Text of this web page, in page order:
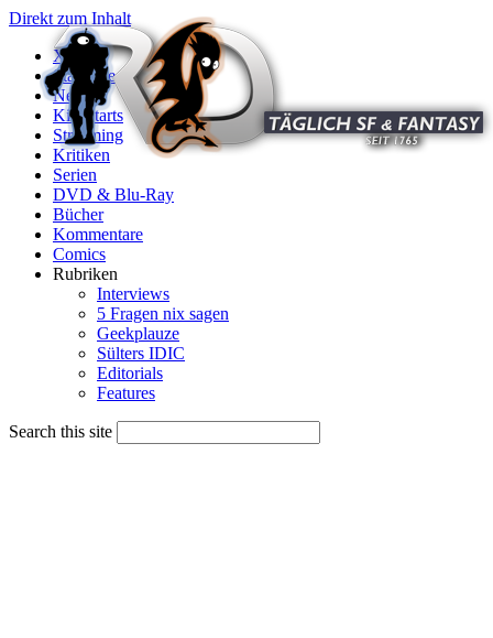
Direkt zum Inhalt
X
Startseite
News
Kinostarts
Streaming
Kritiken
Serien
DVD & Blu-Ray
Bücher
Kommentare
Comics
Rubriken
Interviews
5 Fragen nix sagen
Geekplauze
Sülters IDIC
Editorials
Features
Search this site